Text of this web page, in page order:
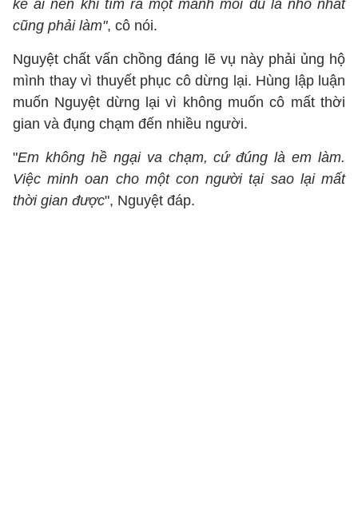
kể ai nên khi tìm ra một manh mối dù là nhỏ nhất
cũng phải làm", cô nói.
Nguyệt chất vấn chồng đáng lẽ vụ này phải ủng hộ
mình thay vì thuyết phục cô dừng lại. Hùng lập luận
muốn Nguyệt dừng lại vì không muốn cô mất thời
gian và đụng chạm đến nhiều người.
"Em không hề ngại va chạm, cứ đúng là em làm.
Việc minh oan cho một con người tại sao lại mất
thời gian được", Nguyệt đáp.